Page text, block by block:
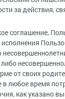
за действия,
соглашение,
от своих
в любое время
как указано